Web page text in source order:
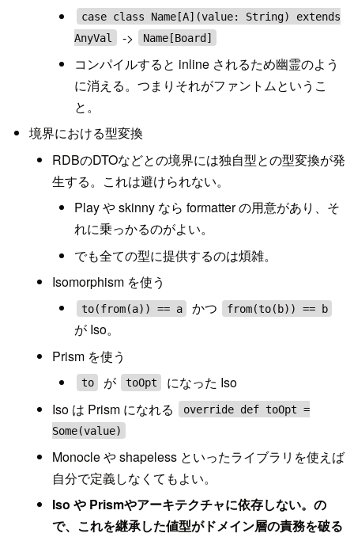
case class Name[A](value: String) extends
AnyVal
-> Name[Board]
コンパイルすると inline されるため幽霊のよう
に消える。つまりそれがファントムというこ
と。
境界における型変換
RDBのDTOなどとの境界には独自型との型変換が発
生する。これは避けられない。
Play や skinny なら formatter の用意があり、そ
れに乗っかるのがよい。
でも全ての型に提供するのは煩雑。
Isomorphism を使う
to(from(a)) == a かつ from(to(b)) == b
が Iso。
Prism を使う
to が toOpt
になった Iso
Iso は Prism になれる
override def toOpt =
Some(value)
Monocle や shapeless といったライブラリを使えば
自分で定義しなくてもよい。
Iso や Prismやアーキテクチャに依存しない。の
で、これを継承した値型がドメイン層の責務を破る